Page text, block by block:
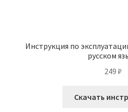
Инструкция по
русском
249 ₽
Скачать